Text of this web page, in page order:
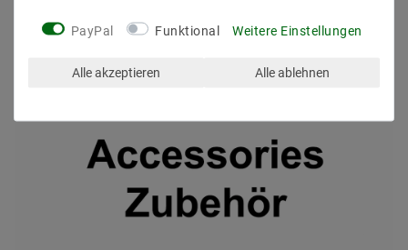
PayPal Funktional Weitere Einstellungen
Alle akzeptieren Alle ablehnen